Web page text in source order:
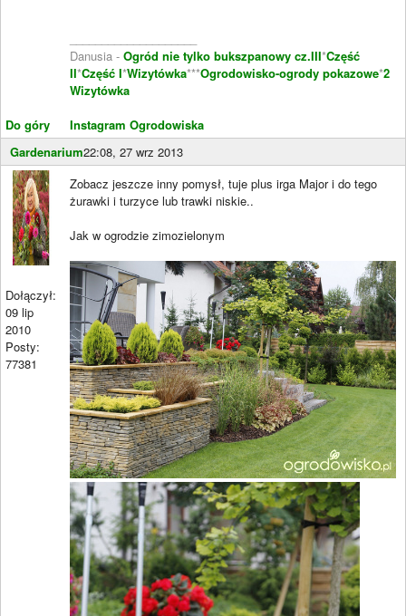
Do góry
Danusia - Ogród nie tylko bukszpanowy cz.III*Część
II*Część I*Wizytówka***Ogrodowisko-ogrody pokazowe*2
Wizytówka
Instagram Ogrodowiska
Gardenarium22:08, 27 wrz 2013
Dołączył:
09 lip
2010
Posty:
77381
Zobacz jeszcze inny pomysł, tuje plus irga Major i do tego
żurawki i turzyce lub trawki niskie..
Jak w ogrodzie zimozielonym